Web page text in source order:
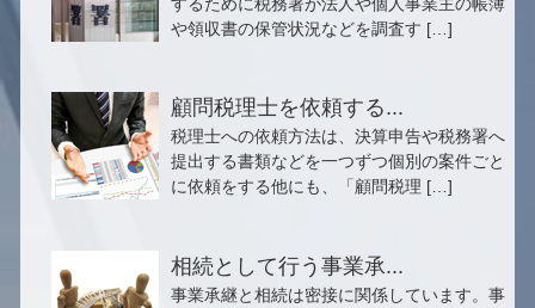
や領収書の保管状況などを調査す […]
顧問税理士を依頼する...
税理士への依頼方法は、決算申告や税務署へ
提出する書類などを一つずつ個別の案件ごと
に依頼をする他にも、「顧問税理 […]
相続として行う事業承...
事業承継と相続は密接に関係しています。事